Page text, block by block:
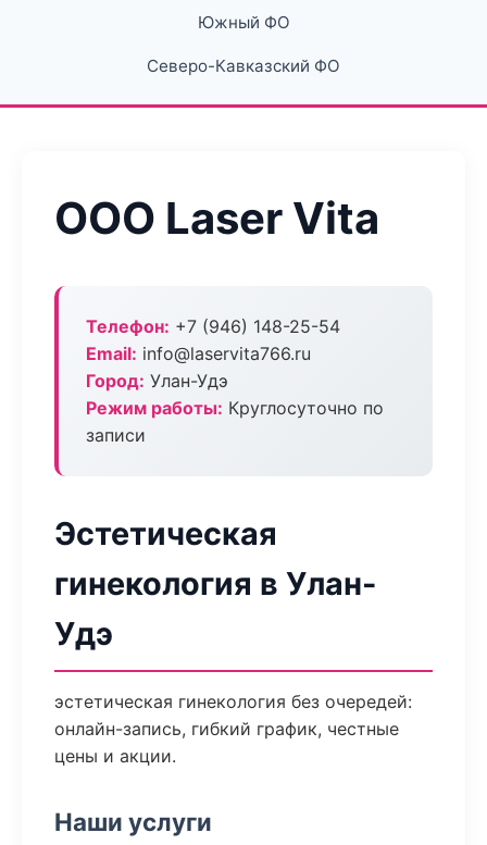
Южный ФО
Северо-Кавказский ФО
ООО Laser Vita
Телефон: +7 (946) 148-25-54
Email: info@laservita766.ru
Город: Улан-Удэ
Режим работы: Круглосуточно по
записи
Эстетическая
гинекология в Улан-
Удэ
эстетическая гинекология без очередей:
онлайн-запись, гибкий график, честные
цены и акции.
Наши услуги